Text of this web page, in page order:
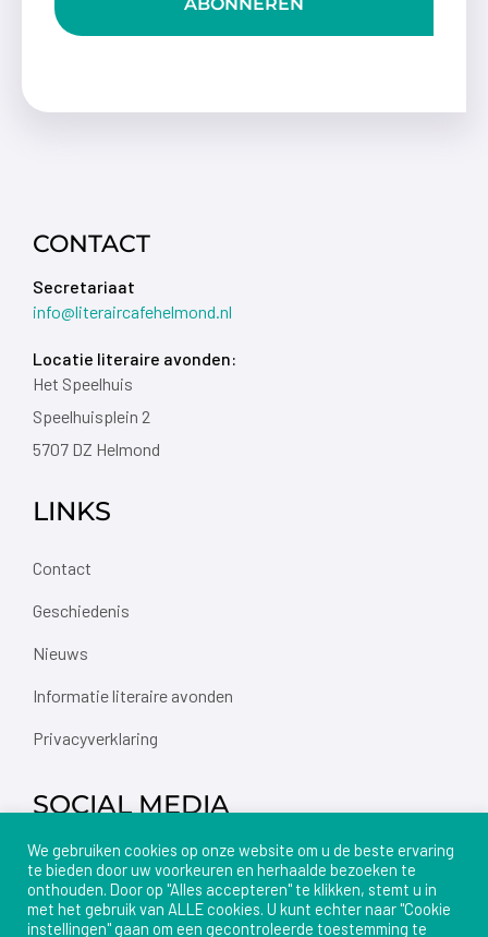
ABONNEREN
CONTACT
Secretariaat
info@literaircafehelmond.nl
Locatie literaire avonden:
Het Speelhuis
Speelhuisplein 2
5707 DZ Helmond
LINKS
Contact
Geschiedenis
Nieuws
Informatie literaire avonden
Privacyverklaring
SOCIAL MEDIA
We gebruiken cookies op onze website om u de beste ervaring
te bieden door uw voorkeuren en herhaalde bezoeken te
onthouden. Door op "Alles accepteren" te klikken, stemt u in
met het gebruik van ALLE cookies. U kunt echter naar "Cookie
instellingen" gaan om een gecontroleerde toestemming te